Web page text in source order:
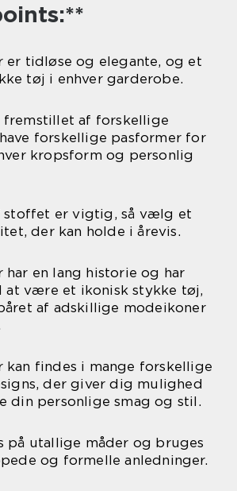
er tidløse og elegante, og et
tøj i enhver garderobe.
fremstillet af forskellige
forskellige pasformer for
kropsform og personlig
stoffet er vigtig, så vælg et
der kan holde i årevis.
har en lang historie og har
være et ikonisk stykke tøj,
af adskillige modeikoner
kan findes i mange forskellige
der giver dig mulighed
din personlige smag og stil.
på utallige måder og bruges
og formelle anledninger.